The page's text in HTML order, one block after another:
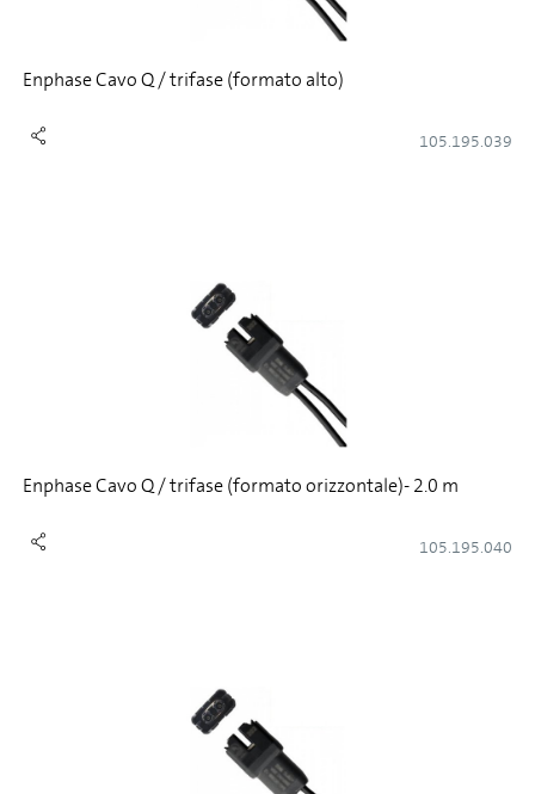
Enphase Cavo Q / trifase (formato alto)
105.195.039
Enphase Cavo Q / trifase (formato orizzontale)- 2.0 m
105.195.040